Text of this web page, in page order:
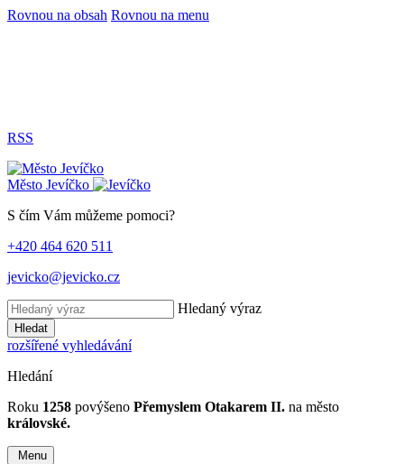
Rovnou na obsah Rovnou na menu
RSS
Město Jevíčko
S čím Vám můžeme pomoci?
+420 464 620 511
jevicko@jevicko.cz
Hledaný výraz
Hledat
rozšířené vyhledávání
Hledání
Roku 1258 povýšeno Přemyslem Otakarem II. na město
královské.
Menu